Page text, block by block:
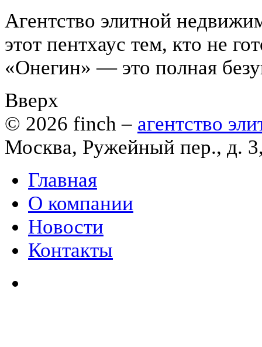
Агентство элитной
этот пентхаус тем, кто не
«Онегин» — это полная
Вверх
© 2026 finch – агентство
Москва, Ружейный пер., д.
Главная
О компании
Новости
Контакты